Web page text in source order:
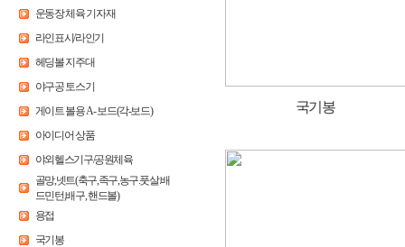
운동장 체육 기자재
라인표시/라인기
헤딩볼 지주대
야구공 토스기
게이트 볼용 A- 보드(각-보드)
아이디어 상품
야외헬스기구/공원체육
골망,넷트(축구,족구,농구.풋살.배
드민턴,배구, 핸드볼)
용접
국기봉
국기봉